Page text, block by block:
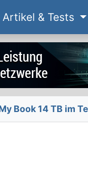
Artikel & Tests
Book 14 TB im